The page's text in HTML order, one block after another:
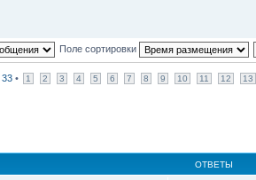
Поле сортировки
33 • 1 2 3 4 5 6 7 8 9 10 11 12 13
ОТВЕТЫ